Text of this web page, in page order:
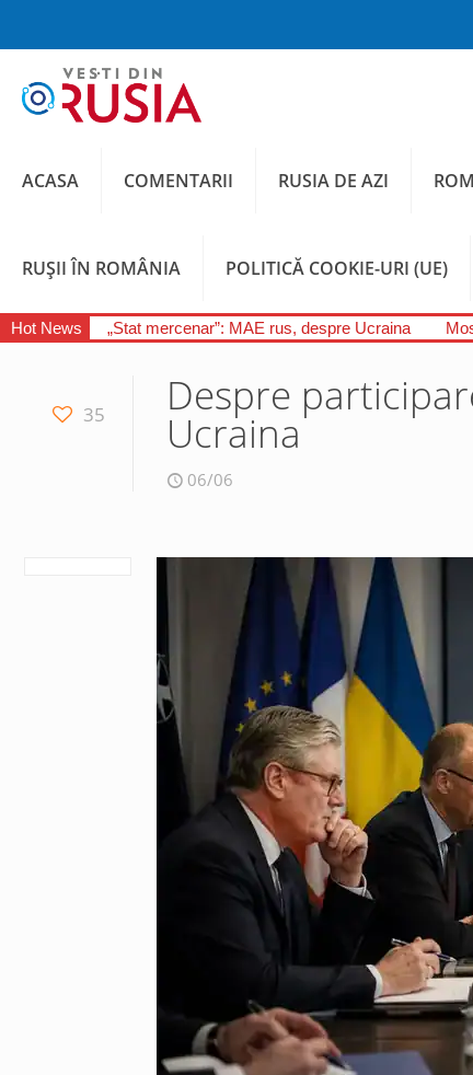
ACASA COMENTARII RUSIA DE AZI
RUȘII ÎN ROMÂNIA POLITICĂ COOKIE-URI (UE)
Hot News „Stat mercenar”: MAE rus, despre Ucraina
35 Despre
Ucraina
06/06